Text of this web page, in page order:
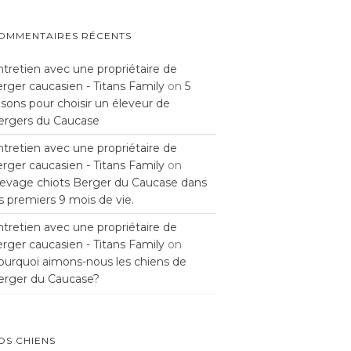
RÉCENTS
avec une propriétaire de
caucasien - Titans Familyon 5
pour choisir un éleveur de
du Caucase
avec une propriétaire de
caucasien - Titans Familyon
chiots Berger du Caucase dans
premiers 9 mois de vie.
avec une propriétaire de
caucasien - Titans Familyon
aimons-nous les chiens de
du Caucase?
CHIENS